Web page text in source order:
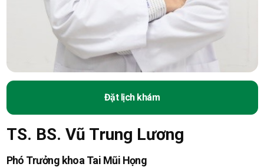
Đặt lịch khám
TS. BS. Vũ Trung Lương
Phó Trưởng khoa Tai Mũi Họng